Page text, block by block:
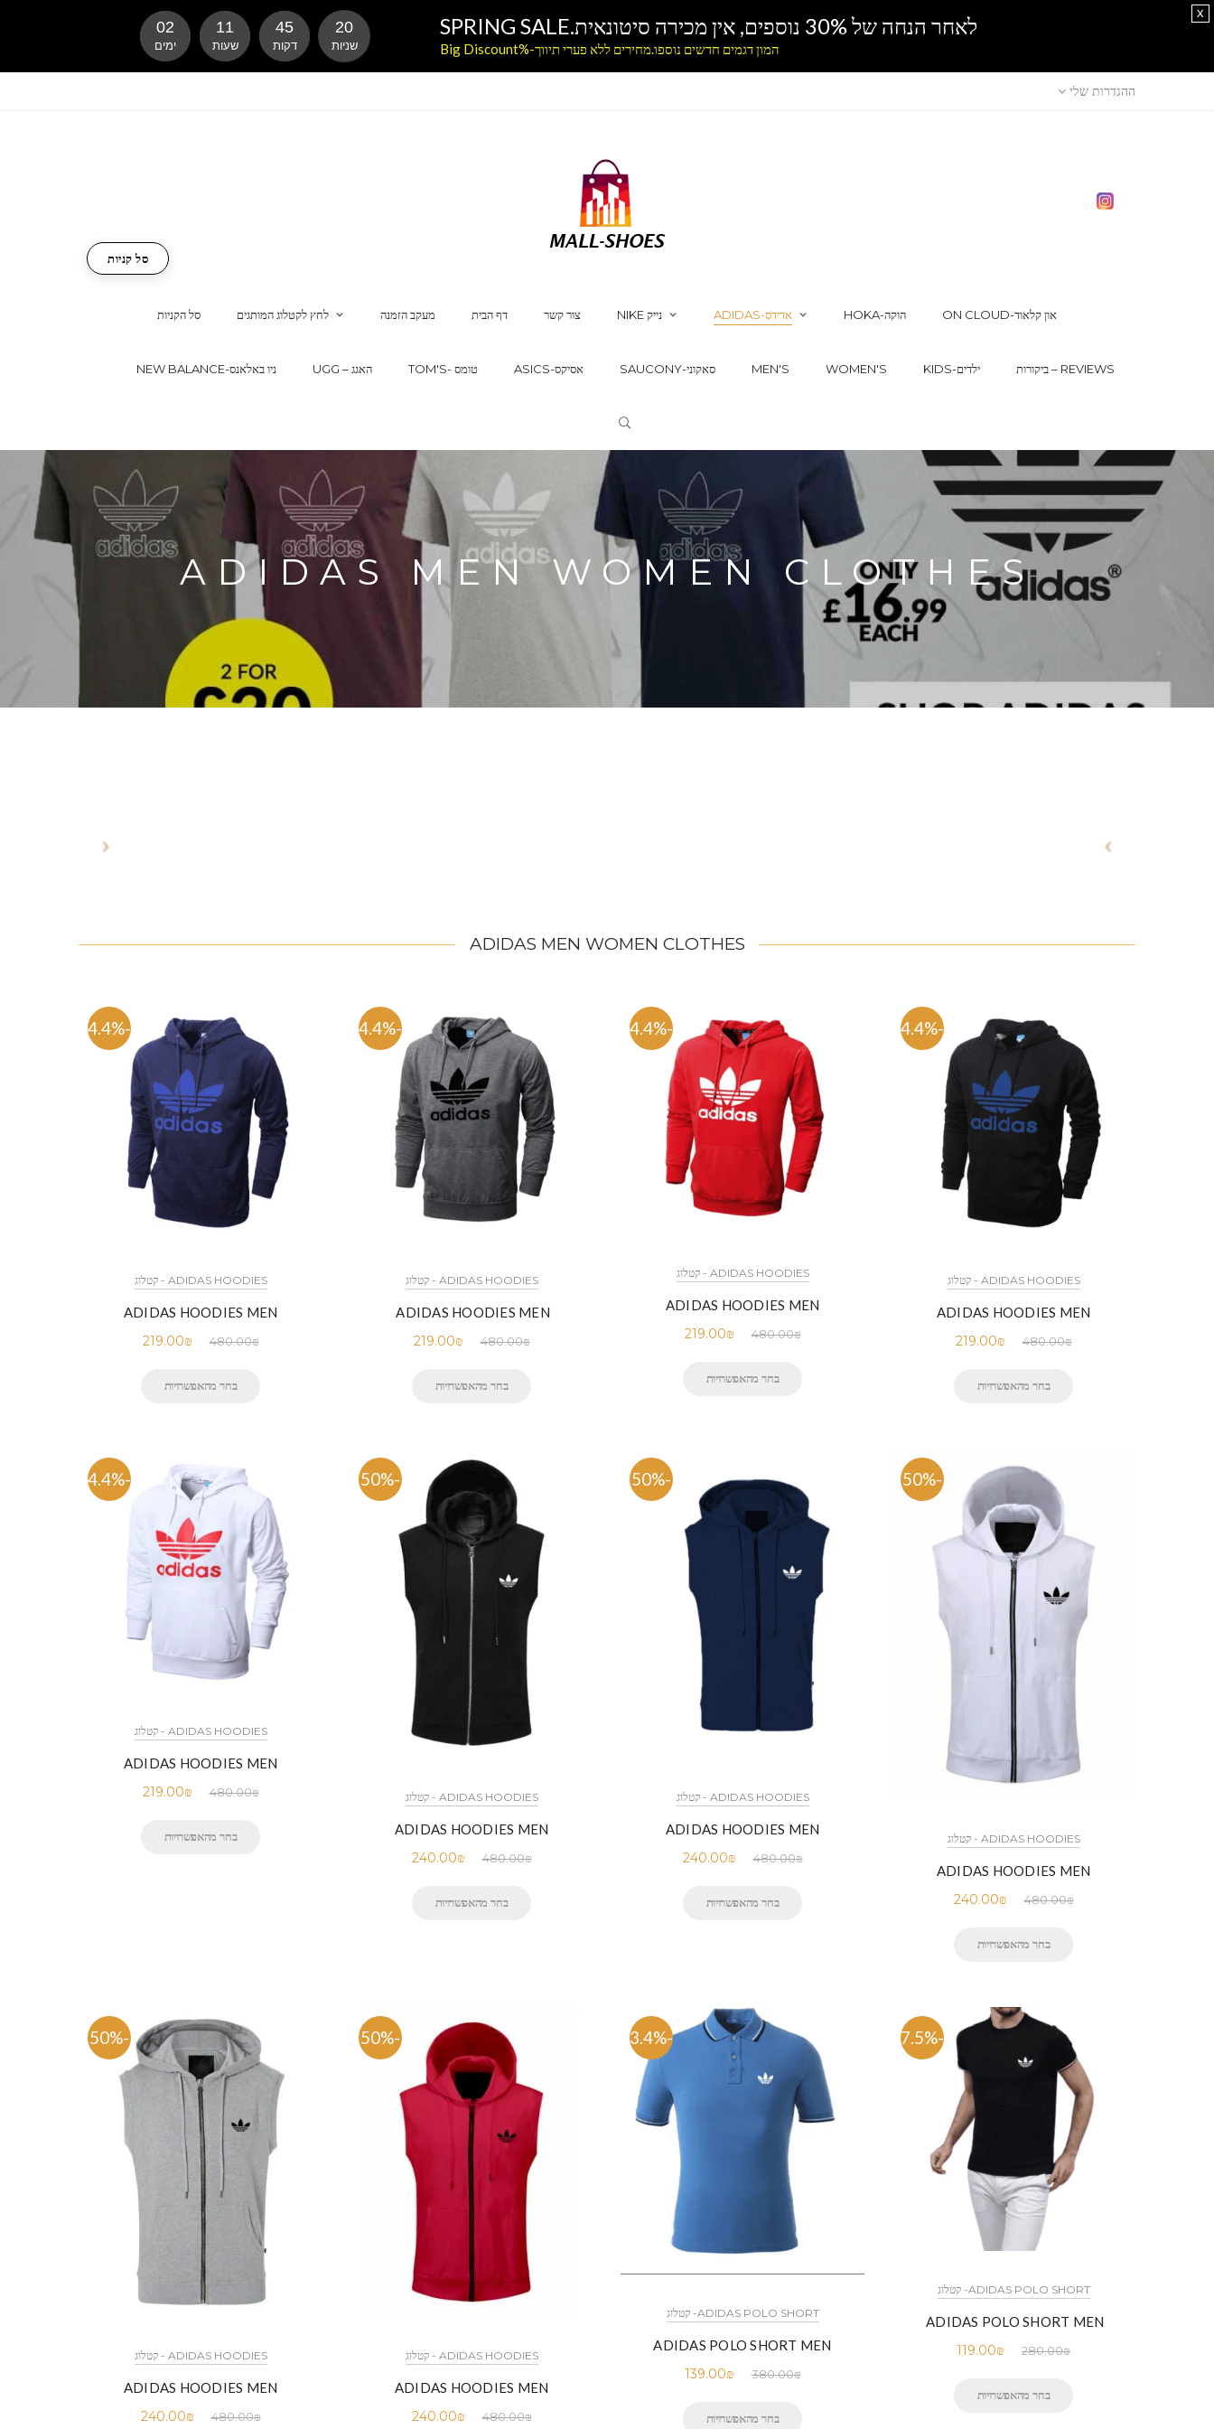
ההגדרות שלי
סל הקניות לחץ לקטלוג המותגים מעקב הזמנה דף הבית צור קשר NIKE נייק ADIDAS-אדידס HOKA-הוקה ON CLOUD-און קלאוד
NEW BALANCE-ניו באלאנס UGG – האגג TOM'S- טומס ASICS-אסיקס SAUCONY-סאקוני MEN'S WOMEN'S KIDS-ילדים ביקורות – REVIEWS
סל קניות
ADIDAS MEN WOMEN CLOTHES
ADIDAS MEN WOMEN CLOTHES
-54.4%
ADIDAS HOODIES - קטלוג
ADIDAS HOODIES MEN
480.00₪
219.00₪
בחר מהאפשרויות
-54.4%
ADIDAS HOODIES - קטלוג
ADIDAS HOODIES MEN
480.00₪
219.00₪
בחר מהאפשרויות
-54.4%
ADIDAS HOODIES - קטלוג
ADIDAS HOODIES MEN
480.00₪
219.00₪
בחר מהאפשרויות
-54.4%
ADIDAS HOODIES - קטלוג
ADIDAS HOODIES MEN
480.00₪
219.00₪
בחר מהאפשרויות
-54.4%
ADIDAS HOODIES - קטלוג
ADIDAS HOODIES MEN
480.00₪
219.00₪
בחר מהאפשרויות
-50%
ADIDAS HOODIES - קטלוג
ADIDAS HOODIES MEN
480.00₪
240.00₪
בחר מהאפשרויות
-50%
ADIDAS HOODIES - קטלוג
ADIDAS HOODIES MEN
480.00₪
240.00₪
בחר מהאפשרויות
-50%
ADIDAS HOODIES - קטלוג
ADIDAS HOODIES MEN
480.00₪
240.00₪
בחר מהאפשרויות
-50%
ADIDAS HOODIES - קטלוג
ADIDAS HOODIES MEN
480.00₪
240.00₪
-50%
ADIDAS HOODIES - קטלוג
ADIDAS HOODIES MEN
480.00₪
240.00₪
-63.4%
ADIDAS POLO SHORT- קטלוג
ADIDAS POLO SHORT MEN
380.00₪
139.00₪
בחר מהאפשרויות
-57.5%
ADIDAS POLO SHORT- קטלוג
ADIDAS POLO SHORT MEN
280.00₪
119.00₪
בחר מהאפשרויות
לאחר הנחה של 30% נוספים, אין מכירה סיטונאית.SPRING SALE
המון דגמים חדשים נוספו.מחירים ללא פערי תיווך-%Big Discount
02
ימים
11
שעות
45
דקות
19
שניות
x